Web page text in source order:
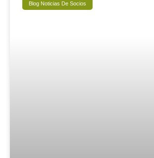
Blog Noticias De Socios